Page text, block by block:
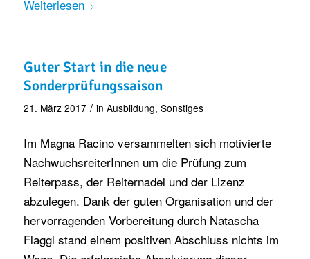
Weiterlesen
Guter Start in die neue
Sonderprüfungssaison
21. März 2017 / in Ausbildung, Sonstiges
Im Magna Racino versammelten sich motivierte
NachwuchsreiterInnen um die Prüfung zum
Reiterpass, der Reiternadel und der Lizenz
abzulegen. Dank der guten Organisation und der
hervorragenden Vorbereitung durch Natascha
Flaggl stand einem positiven Abschluss nichts im